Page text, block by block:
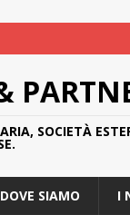
SOCIETÀ
DOVE SIAMO I